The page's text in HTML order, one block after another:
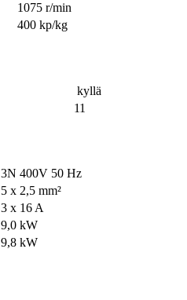
1075 r/min
400 kp/kg
kyllä
11
3N 400V 50 Hz
5 x 2,5 mm²
3 x 16 A
9,0 kW
9,8 kW